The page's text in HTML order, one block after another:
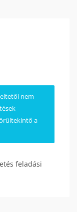
nem
a
feladási